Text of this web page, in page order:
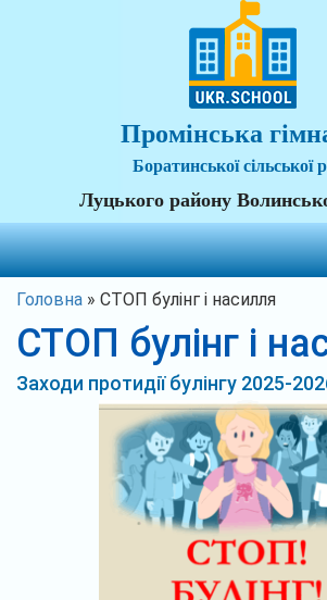
Промінська
Боратинської сільської
Луцького району
Головна » СТОП булінг і насилля
СТОП булінг і
Заходи протидії булінгу 2025-